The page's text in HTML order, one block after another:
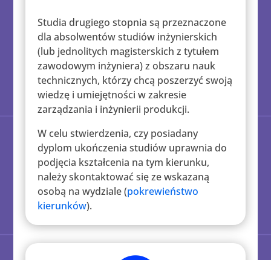
Studia drugiego stopnia są przeznaczone
dla absolwentów studiów inżynierskich
(lub jednolitych magisterskich z tytułem
zawodowym inżyniera) z obszaru nauk
technicznych, którzy chcą poszerzyć swoją
wiedzę i umiejętności w zakresie
zarządzania i inżynierii produkcji.
W celu stwierdzenia, czy posiadany
dyplom ukończenia studiów uprawnia do
podjęcia kształcenia na tym kierunku,
należy skontaktować się ze wskazaną
osobą na wydziale (pokrewieństwo
kierunków).